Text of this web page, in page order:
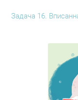
Задача 16.